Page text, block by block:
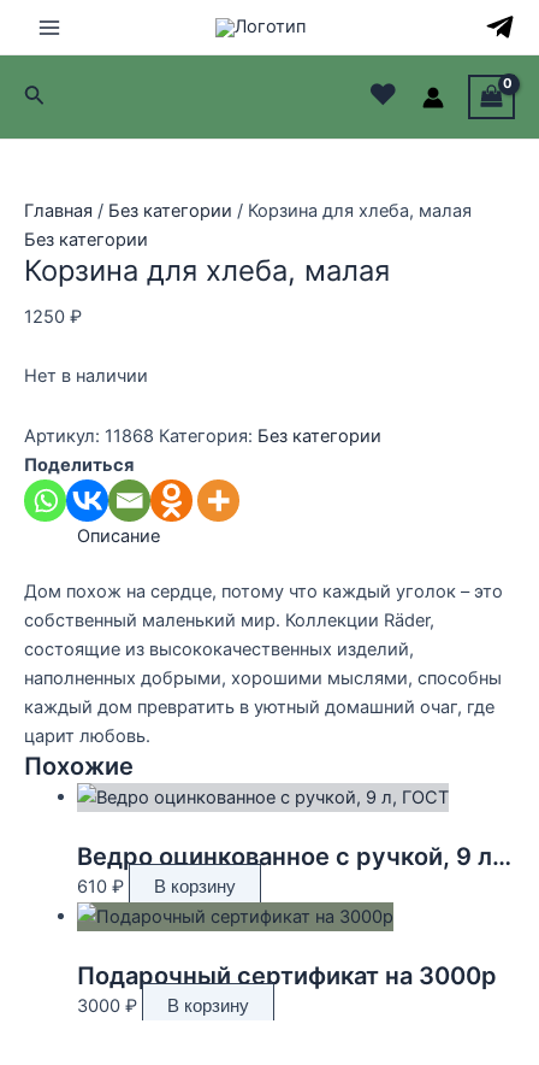
Main
Menu
Поиск ♥
Главная / Без категории / Корзина для хлеба, малая
Без категории
Корзина для хлеба, малая
1250 ₽
Нет в наличии
Артикул: 11868 Категория: Без категории
Поделиться
Описание
Дом похож на сердце, потому что каждый уголок – это
собственный маленький мир. Коллекции Räder,
состоящие из высококачественных изделий,
наполненных добрыми, хорошими мыслями, способны
каждый дом превратить в уютный домашний очаг, где
царит любовь.
Похожие
Ведро оцинкованное с ручкой, 9 л, ГОСТ
610 ₽ В корзину
Подарочный сертификат на 3000р
3000 ₽ В корзину